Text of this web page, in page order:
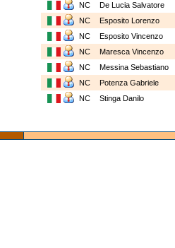
NC
De Lucia Salvatore
NC
Esposito Lorenzo
NC
Esposito Vincenzo
NC
Maresca Vincenzo
NC
Messina Sebastiano
NC
Potenza Gabriele
NC
Stinga Danilo